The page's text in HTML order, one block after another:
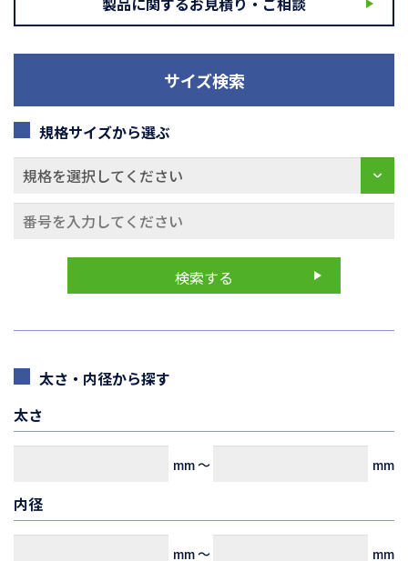
サイズ検索
規格サイズから選ぶ
太さ・内径から探す
太さ
mm～ mm
内径
mm～ mm